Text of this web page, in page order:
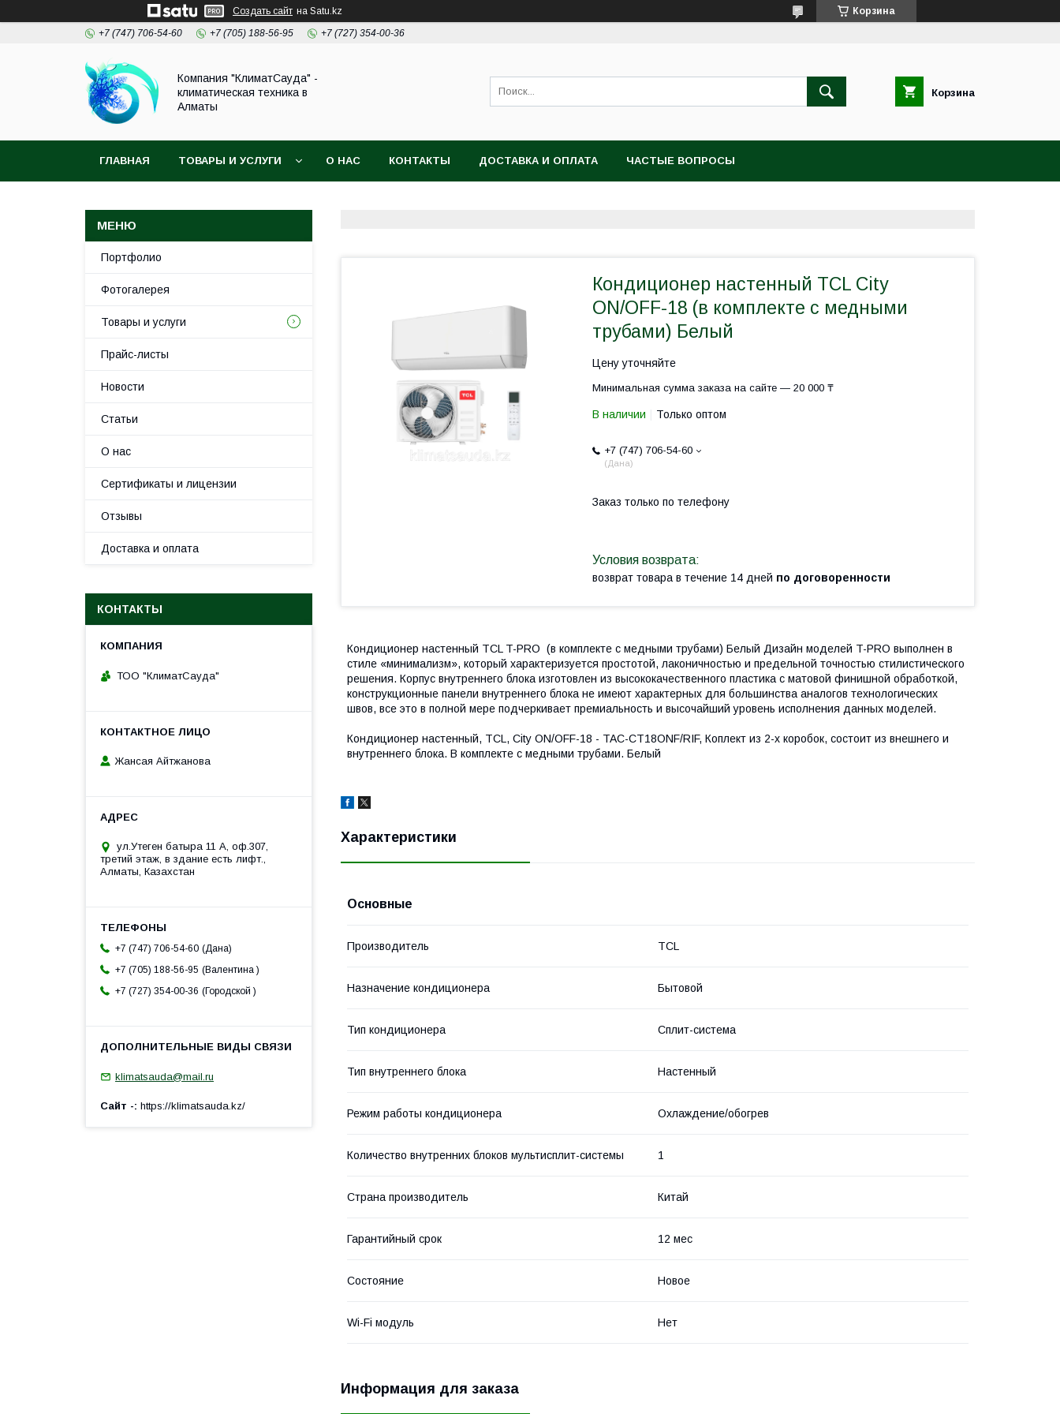
Создать сайт на Satu.kz Корзина
+7 (747) 706-54-60 +7 (705) 188-56-95 +7 (727) 354-00-36
Компания "КлиматСауда" -
климатическая техника в
Алматы
Корзина
ГЛАВНАЯ ТОВАРЫ И УСЛУГИ О НАС КОНТАКТЫ ДОСТАВКА И ОПЛАТА ЧАСТЫЕ ВОПРОСЫ
Кондиционер настенный TCL City
ON/OFF-18 (в комплекте с медными
трубами) Белый
Цену уточняйте
Минимальная сумма заказа на сайте — 20 000 ₸
В наличии Только оптом
+7 (747) 706-54-60
Дана
Заказ только по телефону
возврат товара в течение 14 дней по договоренности
Кондиционер настенный TCL T-PRO (в комплекте с медными трубами) Белый Дизайн моделей T-PRO выполнен в
стиле «минимализм», который характеризуется простотой, лаконичностью и предельной точностью стилистического
решения. Корпус внутреннего блока изготовлен из высококачественного пластика с матовой финишной обработкой,
конструкционные панели внутреннего блока не имеют характерных для большинства аналогов технологических
швов, все это в полной мере подчеркивает премиальность и высочайший уровень исполнения данных моделей.
Кондиционер настенный, TCL, City ON/OFF-18 - TAC-CT18ONF/RIF, Коплект из 2-х коробок, состоит из внешнего и
внутреннего блока. В комплекте с медными трубами. Белый
Характеристики
Основные
Производитель TCL
Назначение кондиционера Бытовой
Тип кондиционера Сплит-система
Тип внутреннего блока Настенный
Режим работы кондиционера Охлаждение/обогрев
Количество внутренних блоков мультисплит-системы 1
Страна производитель Китай
Гарантийный срок 12 мес
Состояние Новое
Wi-Fi модуль Нет
Информация для заказа
Портфолио
Фотогалерея
Товары и услуги
Прайс-листы
Новости
Статьи
О нас
Сертификаты и лицензии
Отзывы
Доставка и оплата
КОНТАКТЫ
ТОО "КлиматСауда"
Жансая Айтжанова
ул.Утеген батыра 11 А, оф.307,
третий этаж, в здание есть лифт.,
Алматы, Казахстан
+7 (747) 706-54-60 Дана
+7 (705) 188-56-95
Валентина
+7 (727) 354-00-36
Городской
klimatsauda@mail.ru
Сайт - https://klimatsauda.kz/